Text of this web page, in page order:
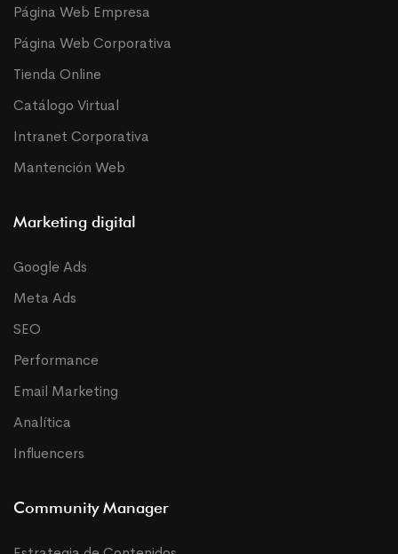
Página Web Empresa
Página Web Corporativa
Tienda Online
Catálogo Virtual
Intranet Corporativa
Mantención Web
Marketing digital
Google Ads
Meta Ads
SEO
Performance
Email Marketing
Analítica
Influencers
Community Manager